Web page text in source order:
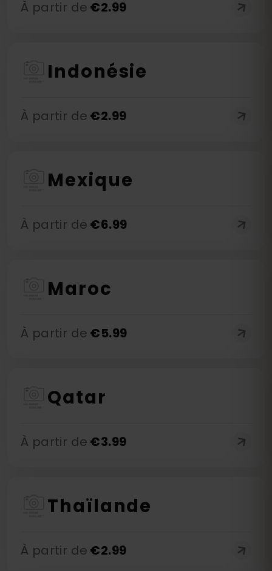
À partir de €2.99
Indonésie
À partir de €2.99
Mexique
À partir de €6.99
Maroc
À partir de €5.99
Qatar
À partir de €3.99
Thaïlande
À partir de €2.99